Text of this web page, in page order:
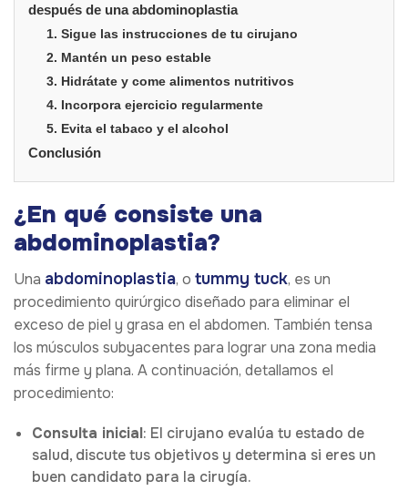
después de una abdominoplastia
1. Sigue las instrucciones de tu cirujano
2. Mantén un peso estable
3. Hidrátate y come alimentos nutritivos
4. Incorpora ejercicio regularmente
5. Evita el tabaco y el alcohol
Conclusión
¿En qué consiste una
abdominoplastia?
Una abdominoplastia, o tummy tuck, es un
procedimiento quirúrgico diseñado para eliminar el
exceso de piel y grasa en el abdomen. También tensa
los músculos subyacentes para lograr una zona media
más firme y plana. A continuación, detallamos el
procedimiento:
Consulta inicial: El cirujano evalúa tu estado de
salud, discute tus objetivos y determina si eres un
buen candidato para la cirugía.